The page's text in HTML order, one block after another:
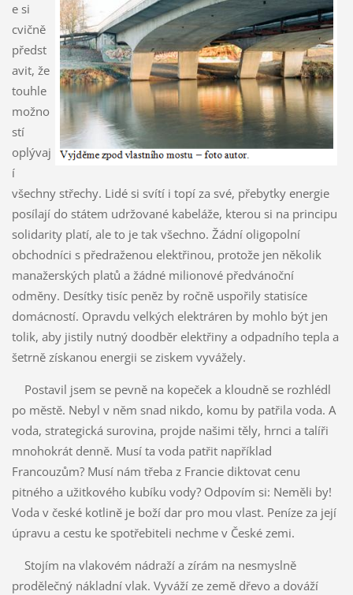
e si
cvičně
předst
avit, že
touhle
možno
stí
oplývaj
í
všechny střechy. Lidé si svítí i topí za své, přebytky energie
posílají do státem udržované kabeláže, kterou si na principu
solidarity platí, ale to je tak všechno. Žádní oligopolní
obchodníci s předraženou elektřinou, protože jen několik
manažerských platů a žádné milionové předvánoční
odměny. Desítky tisíc peněz by ročně uspořily statisíce
domácností. Opravdu velkých elektráren by mohlo být jen
tolik, aby jistily nutný doodběr elektřiny a odpadního tepla a
šetrně získanou energii se ziskem vyvážely.
Postavil jsem se pevně na kopeček a kloudně se rozhlédl
po městě. Nebyl v něm snad nikdo, komu by patřila voda. A
voda, strategická surovina, projde našimi těly, hrnci a talíři
mnohokrát denně. Musí ta voda patřit například
Francouzům? Musí nám třeba z Francie diktovat cenu
pitného a užitkového kubíku vody? Odpovím si: Neměli by!
Voda v české kotlině je boží dar pro mou vlast. Peníze za její
úpravu a cestu ke spotřebiteli nechme v České zemi.
Stojím na vlakovém nádraží a zírám na nesmyslně
prodělečný nákladní vlak. Vyváží ze země dřevo a dováží